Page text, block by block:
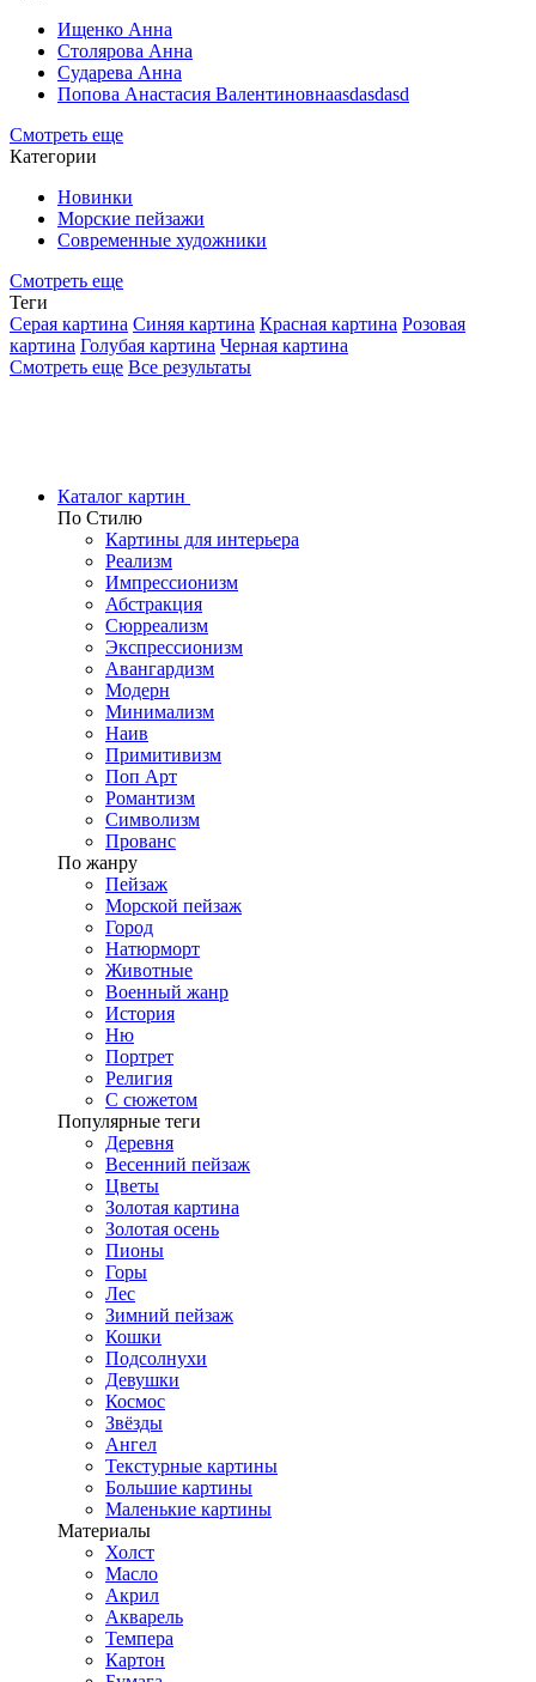
Ищенко Анна
Столярова Анна
Сударева Анна
Попова Анастасия Валентиновнаasdasdasd
Смотреть еще
Категории
Новинки
Морские пейзажи
Современные художники
Смотреть еще
Теги
Серая картина Синяя картина Красная картина Розовая
картина Голубая картина Черная картина
Смотреть еще Все результаты
Каталог картин
По Стилю
Картины для интерьера
Реализм
Импрессионизм
Абстракция
Сюрреализм
Экспрессионизм
Авангардизм
Модерн
Минимализм
Наив
Примитивизм
Поп Арт
Романтизм
Символизм
Прованс
По жанру
Пейзаж
Морской пейзаж
Город
Натюрморт
Животные
Военный жанр
История
Ню
Портрет
Религия
С сюжетом
Популярные теги
Деревня
Весенний пейзаж
Цветы
Золотая картина
Золотая осень
Пионы
Горы
Лес
Зимний пейзаж
Кошки
Подсолнухи
Девушки
Космос
Звёзды
Ангел
Текстурные картины
Большие картины
Маленькие картины
Материалы
Холст
Масло
Акрил
Акварель
Темпера
Картон